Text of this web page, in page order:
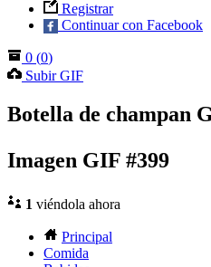
Registrar
Continuar con Facebook
0 (0)
Subir GIF
Botella de champan
Imagen GIF #399
1 viéndola ahora
Principal
Comida